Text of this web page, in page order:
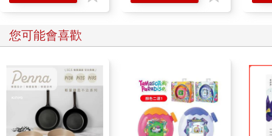
您可能會喜歡